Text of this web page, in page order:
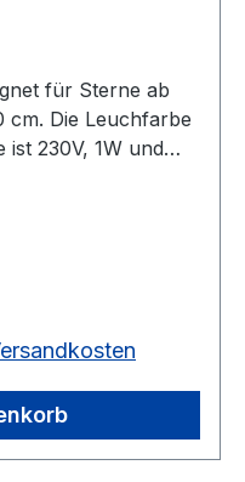
für Sterne ab
cm. Die Leuchfarbe
ist 230V, 1W und